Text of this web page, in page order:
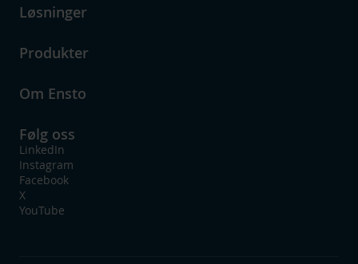
Løsninger
Produkter
Om Ensto
Følg oss
LinkedIn
Instagram
Facebook
X
YouTube